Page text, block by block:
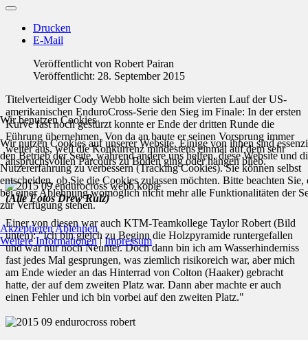
Drucken
E-Mail
Veröffentlicht von Robert Pairan
Veröffentlicht: 28. September 2015
Titelverteidiger Cody Webb holte sich beim vierten Lauf der US-
amerikanischen EnduroCross-Serie den Sieg im Finale: In der ersten
Kurve fast noch gestürzt konnte er Ende der dritten Runde die
Führung übernehmen. Von da an baute er seinen Vorsprung immer
weiter aus, weil die Konkurrenz mindestens einmal auf dem sehr
anspruchsvollen Parcours zu Boden ging oder hängen blieb.
(Alle Fotos Drew Ruiz)
Einer von diesen war auch KTM-Teamkollege Taylor Robert (Bild
unten): "Ich bin gleich zu Beginn die Holzpyramide runtergefallen
und war nur noch Neunter. Doch dann bin ich am Wasserhinderniss
fast jedes Mal gesprungen, was ziemlich risikoreich war, aber mich
am Ende wieder an das Hinterrad von Colton (Haaker) gebracht
hatte, der auf dem zweiten Platz war. Dann aber machte er auch
einen Fehler und ich bin vorbei auf den zweiten Platz."
Wir benutzen Cookies
Wir nutzen Cookies auf unserer Website. Einige von ihnen sind
den Betrieb der Seite, während andere uns helfen, diese Website und
Nutzererfahrung zu verbessern (Tracking Cookies). Sie können selbst
entscheiden, ob Sie die Cookies zulassen möchten. Bitte beachten Sie,
bei einer Ablehnung womöglich nicht mehr alle Funktionalitäten der
zur Verfügung stehen.
AkzeptierenAblehnen
Weitere Informationen|Impressum